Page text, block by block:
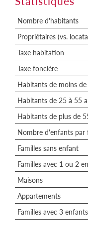
Nombre d'habitants
Propriétaires (vs.
Taxe habitation
Taxe foncière
Habitants de moins
Habitants de 25 à 55
Habitants de plus de
Nombre d'enfants par
Familles sans enfant
Familles avec 1 ou 2
Maisons
Appartements
Familles avec 3 enfants